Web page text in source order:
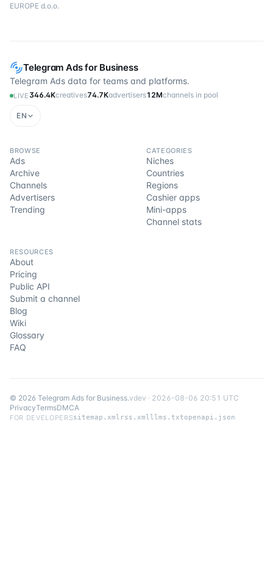
Telegram Ads for Business
Telegram Ads data for teams and platforms.
LIVE 346.4Kcreatives74.7Kadvertisers12Mchannels in pool
EN
BROWSE
Ads
Archive
Channels
Advertisers
Trending
CATEGORIES
Niches
Countries
Regions
Cashier apps
Mini-apps
Channel stats
RESOURCES
About
Pricing
Public API
Submit a channel
Blog
Wiki
Glossary
FAQ
EUROPE d.o.o.
© 2026 Telegram Ads for Business.vdev · 2026-08-06 20:51 UTC
PrivacyTermsDMCA
FOR DEVELOPERSsitemap.xml rss.xml llms.txtopenapi.json